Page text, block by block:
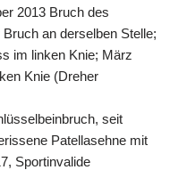
2013 Bruch des
an derselben Stelle;
im linken Knie; März
Knie (Dreher
seit
Patellasehne mit
Sportinvalide